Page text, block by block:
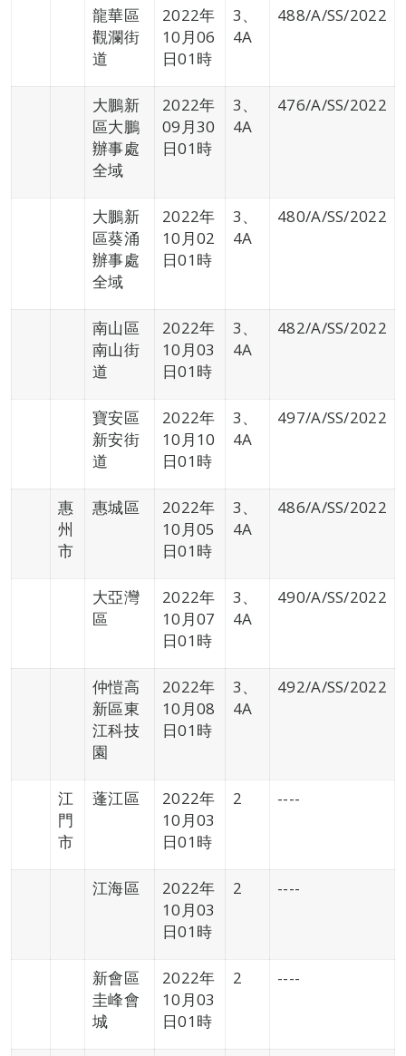
龍華區
觀瀾街
道
2022年
10月06
日01時
3、
4A
488/A/SS/2022
大鵬新
區大鵬
辦事處
全域
2022年
09月30
日01時
3、
4A
476/A/SS/2022
大鵬新
區葵涌
辦事處
全域
2022年
10月02
日01時
3、
4A
480/A/SS/2022
南山區
南山街
道
2022年
10月03
日01時
3、
4A
482/A/SS/2022
寶安區
新安街
道
2022年
10月10
日01時
3、
4A
497/A/SS/2022
惠
州
市
惠城區
2022年
10月05
日01時
3、
4A
486/A/SS/2022
大亞灣
區
2022年
10月07
日01時
3、
4A
490/A/SS/2022
仲愷高
新區東
江科技
園
2022年
10月08
日01時
3、
4A
492/A/SS/2022
江
門
市
蓬江區
2022年
10月03
日01時
2 ----
江海區
2022年
10月03
日01時
2 ----
新會區
圭峰會
城
2022年
10月03
日01時
2 ----